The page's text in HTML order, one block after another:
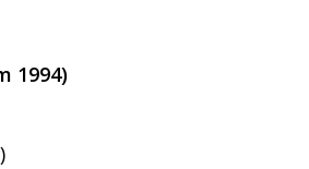
1994)